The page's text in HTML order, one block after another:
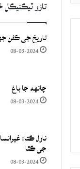
تازو ٽيڪنيڪل
تاريخ جي ڪفن
08-03-2024
چانهه جا باغ
08-03-2024
ناول ڪتا:
جي ڪٿا
08-03-2024